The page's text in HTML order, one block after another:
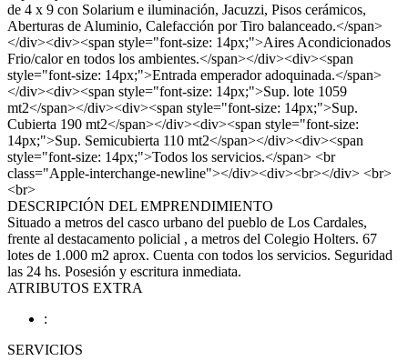
de 4 x 9 con Solarium e iluminación, Jacuzzi, Pisos cerámicos,
Aberturas de Aluminio, Calefacción por Tiro balanceado.</span>
</div><div><span style="font-size: 14px;">Aires Acondicionados
Frio/calor en todos los ambientes.</span></div><div><span
style="font-size: 14px;">Entrada emperador adoquinada.</span>
</div><div><span style="font-size: 14px;">Sup. lote 1059
mt2</span></div><div><span style="font-size: 14px;">Sup.
Cubierta 190 mt2</span></div><div><span style="font-size:
14px;">Sup. Semicubierta 110 mt2</span></div><div><span
style="font-size: 14px;">Todos los servicios.</span> <br
class="Apple-interchange-newline"></div><div><br></div> <br>
<br>
DESCRIPCIÓN DEL EMPRENDIMIENTO
Situado a metros del casco urbano del pueblo de Los Cardales,
frente al destacamento policial , a metros del Colegio Holters. 67
lotes de 1.000 m2 aprox. Cuenta con todos los servicios. Seguridad
las 24 hs. Posesión y escritura inmediata.
ATRIBUTOS EXTRA
:
SERVICIOS